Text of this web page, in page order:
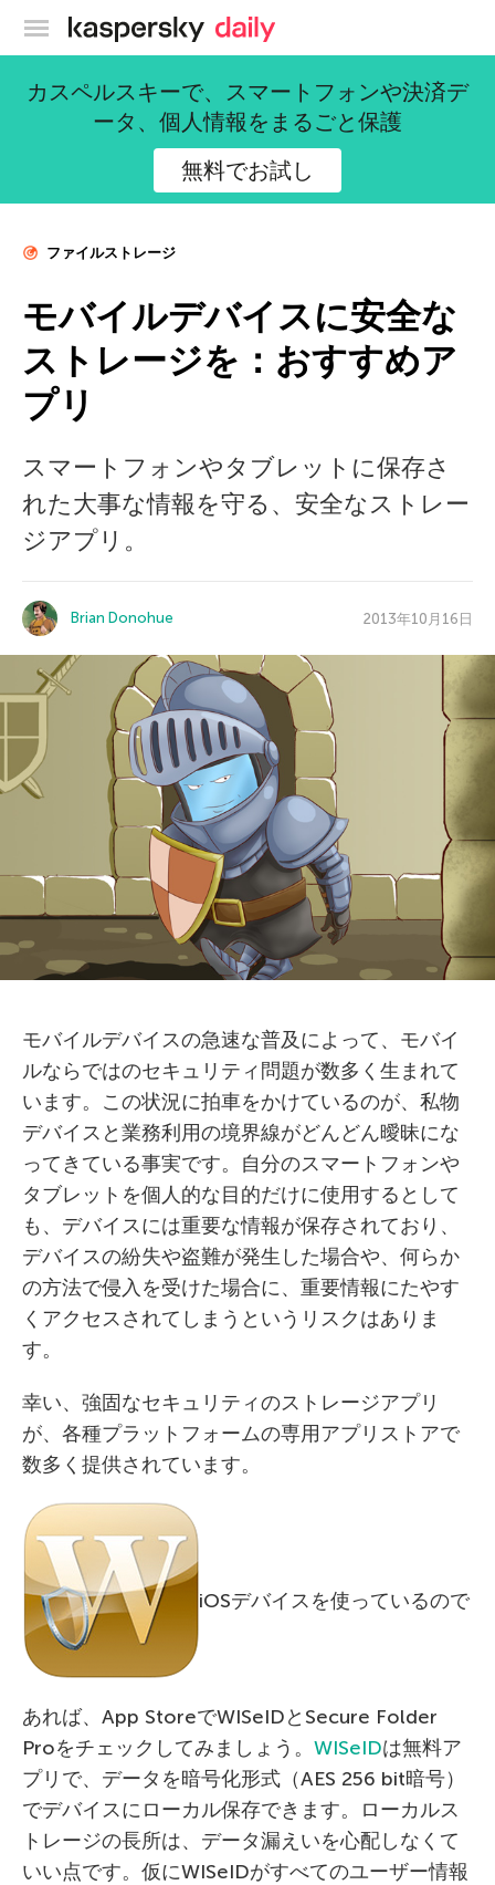
カスペルスキー公式ブログ
カスペルスキーで、スマートフォンや決済デ
ータ、個人情報をまるごと保護
無料でお試し
ファイルストレージ
モバイルデバイスに安全な
ストレージを：おすすめア
プリ
スマートフォンやタブレットに保存さ
れた大事な情報を守る、安全なストレー
ジアプリ。
Brian Donohue 2013年10月16日
モバイルデバイスの急速な普及によって、モバイ
ルならではのセキュリティ問題が数多く生まれて
います。この状況に拍車をかけているのが、私物
デバイスと業務利用の境界線がどんどん曖昧にな
ってきている事実です。自分のスマートフォンや
タブレットを個人的な目的だけに使用するとして
も、デバイスには重要な情報が保存されており、
デバイスの紛失や盗難が発生した場合や、何らか
の方法で侵入を受けた場合に、重要情報にたやす
くアクセスされてしまうというリスクはありま
す。
幸い、強固なセキュリティのストレージアプリ
が、各種プラットフォームの専用アプリストアで
数多く提供されています。
iOSデバイスを使っているので
あれば、App StoreでWISeIDとSecure Folder
Proをチェックしてみましょう。 WISeIDは無料ア
プリで、データを暗号化形式（AES 256 bit暗号）
でデバイスにローカル保存できます。ローカルス
トレージの長所は、データ漏えいを心配しなくて
いい点です。仮にWISeIDがすべてのユーザー情報